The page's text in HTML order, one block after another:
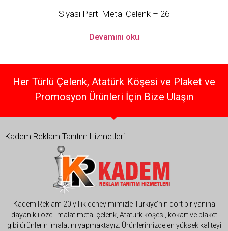
Siyasi Parti Metal Çelenk – 26
Devamını oku
Her Türlü Çelenk, Atatürk Köşesi ve Plaket ve
Promosyon Ürünleri İçin Bize Ulaşın
Kadem Reklam Tanıtım Hizmetleri
Kadem Reklam 20 yıllık deneyimimizle Türkiye’nin dört bir yanına
dayanıklı özel imalat metal çelenk, Atatürk köşesi, kokart ve plaket
gibi ürünlerin imalatını yapmaktayız. Ürünlerimizde en yüksek kaliteyi